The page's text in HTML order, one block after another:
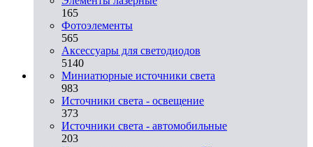
165
Фотоэлементы
565
Аксессуары для светодиодов
5140
Миниатюрные источники света
983
Источники света - освещение
373
Источники света - автомобильные
203